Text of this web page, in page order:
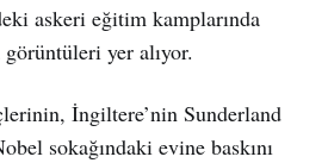
askeri eğitim kamplarında
yer alıyor.
İngiltere’nin Sunderland
sokağındaki evine baskını